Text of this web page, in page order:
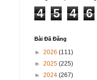
4 5 4 6
Bài Đã Đăng
► 2026 (111)
► 2025 (225)
► 2024 (267)